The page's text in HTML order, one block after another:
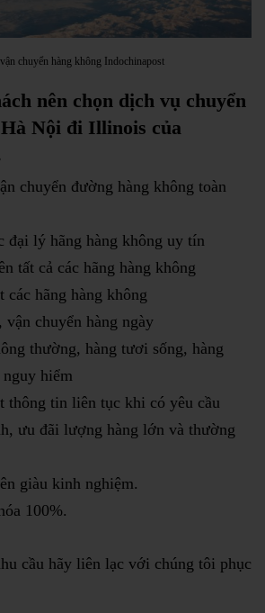
chuyển hàng không Indochinapost
nên chọn dịch vụ chuyển
Nội đi Illinois của
chuyển đường hàng không toàn
đại lý hãng hàng không uy tín
tất cả các hãng hàng không
hãng hàng không
vận chuyển hàng ngày
thường, hàng tươi sống, hàng
hiểm
thông tin liên tục khi có yêu cầu
ưu đãi lượng hàng lớn và thường
giàu kinh nghiệm.
100%.
cầu hãy liên lạc với chúng tôi phục